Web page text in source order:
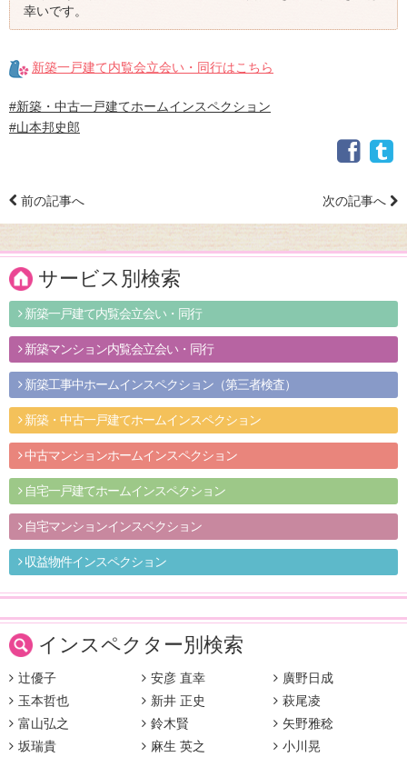
幸いです。
新築一戸建て内覧会立会い・同行はこちら
#新築・中古一戸建てホームインスペクション
#山本邦史郎
前の記事へ 次の記事へ
サービス別検索
新築一戸建て内覧会立会い・同行
新築マンション内覧会立会い・同行
新築工事中ホームインスペクション（第三者検査）
新築・中古一戸建てホームインスペクション
中古マンションホームインスペクション
自宅一戸建てホームインスペクション
自宅マンションインスペクション
収益物件インスペクション
インスペクター別検索
辻優子 安彦 直幸
廣野日成
玉本哲也
新井 正史
萩尾凌
富山弘之
鈴木賢
矢野雅稔
坂瑞貴
麻生 英之
小川晃